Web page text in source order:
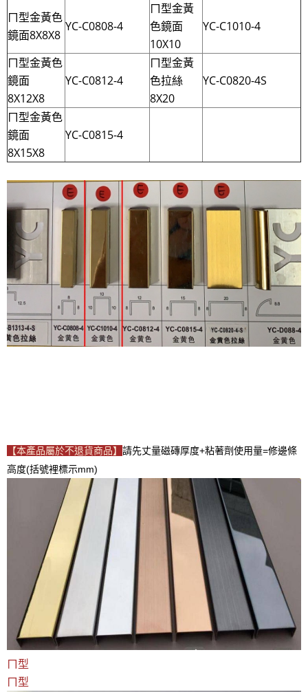
ㄇ型金黃色
鏡面8X8X8
YC-C0808-4
ㄇ型金黃
色鏡面
10X10
YC-C1010-4
ㄇ型金黃色
鏡面
8X12X8
YC-C0812-4
ㄇ型金黃
色拉絲
8X20
YC-C0820-4S
ㄇ型金黃色
鏡面
8X15X8
YC-C0815-4
【本產品屬於不退貨商品】 請先丈量磁磚厚度+粘著劑使用量=修邊條
高度(括號裡標示mm)
ㄇ型
ㄇ型